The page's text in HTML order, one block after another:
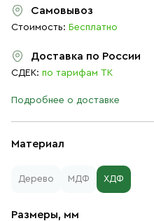
Материал
Дерево МДФ ХДФ
Размеры, мм
Самовывоз
Стоимость: Бесплатно
Доставка по России
СДЕК: по тарифам ТК
Подробнее о доставке